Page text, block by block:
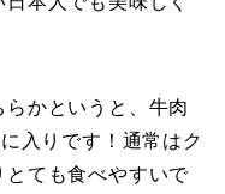
かというと、牛肉
入りです！通常はク
とても食べやすいで